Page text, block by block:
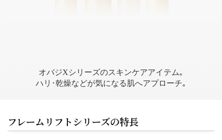
オバジXシリーズのスキンケアアイテム｡
ハリ･乾燥などが気になる肌へアプローチ｡
フレームリフトシリーズの特長